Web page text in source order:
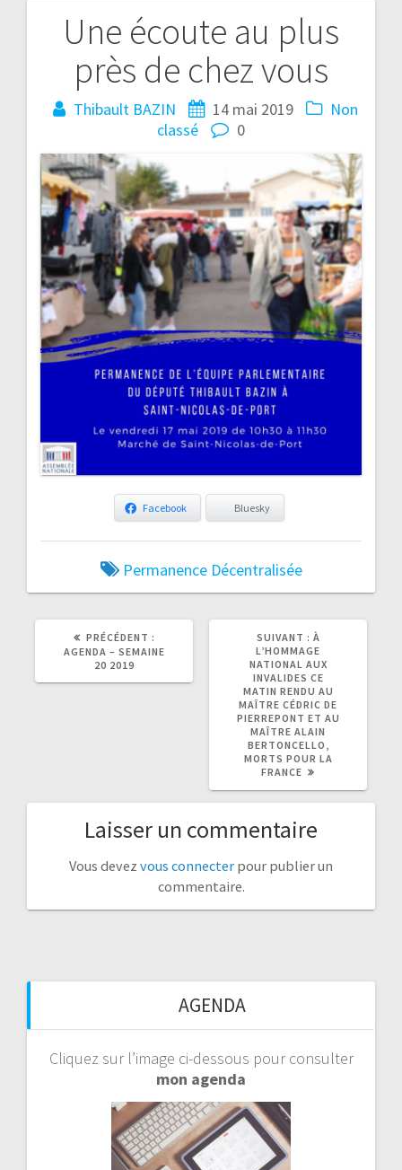
Une écoute au plus
près de chez vous
Thibault BAZIN 14 mai 2019
Non
classé
0
Facebook Bluesky
Permanence Décentralisée
PRÉCÉDENT :
ARTICLE
PRÉCÉDENT
AGENDA – SEMAINE
20 2019
SUIVANT :
ARTICLE
À
L’HOMMAGE
NATIONAL AUX
INVALIDES CE
MATIN RENDU AU
MAÎTRE CÉDRIC DE
PIERREPONT ET AU
MAÎTRE ALAIN
BERTONCELLO,
MORTS POUR LA
FRANCE
Laisser un commentaire
Vous devez vous connecter pour publier un
commentaire.
AGENDA
Cliquez sur l’image ci-dessous pour consulter
mon agenda